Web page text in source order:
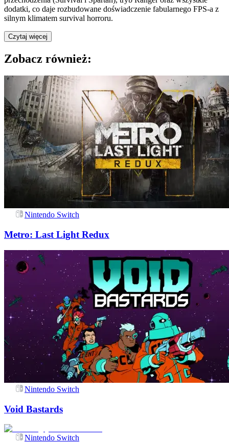
dodatki, co daje rozbudowane doświadczenie fabularnego FPS-a z
silnym klimatem survival horroru.
Czytaj więcej
Zobacz również:
Nintendo Switch
Metro: Last Light Redux
Nintendo Switch
Void Bastards
Nintendo Switch